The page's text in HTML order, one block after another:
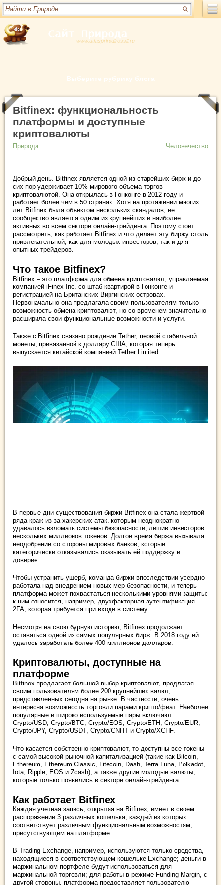
www.atlasprirodirossii.ru
Выберите рубрику блога
Bitfinex: функциональность
платформы и доступные
криптовалюты
Природа Человечество
Добрый день. Bitfinex является одной из старейших бирж и до
сих пор удерживает 10% мирового объема торгов
криптовалютой. Она открылась в Гонконге в 2012 году и
работает более чем в 50 странах. Хотя на протяжении многих
лет Bitfinex была объектом нескольких скандалов, ее
сообщество является одним из крупнейших и наиболее
активных во всем секторе онлайн-трейдинга. Поэтому стоит
рассмотреть, как работает Bitfinex и что делает эту биржу столь
привлекательной, как для молодых инвесторов, так и для
опытных трейдеров.
Что такое Bitfinex?
Bitfinex – это платформа для обмена криптовалют, управляемая
компанией iFinex Inc. со штаб-квартирой в Гонконге и
регистрацией на Британских Виргинских островах.
Первоначально она предлагала своим пользователям только
возможность обмена криптовалют, но со временем значительно
расширила свои функциональные возможности и услуги.
Также с Bitfinex связано рождение Tether, первой стабильной
монеты, привязанной к доллару США, которая теперь
выпускается китайской компанией Tether Limited.
В первые дни существования биржи Bitfinex она стала жертвой
ряда краж из-за хакерских атак, которым неоднократно
удавалось взломать системы безопасности, лишив инвесторов
нескольких миллионов токенов. Долгое время биржа вызывала
неодобрение со стороны мировых банков, которые
категорически отказывались оказывать ей поддержку и
доверие.
Чтобы устранить ущерб, команда биржи впоследствии усердно
работала над внедрением новых мер безопасности, и теперь
платформа может похвастаться несколькими уровнями защиты:
к ним относится, например, двухфакторная аутентификация
2FA, которая требуется при входе в систему.
Несмотря на свою бурную историю, Bitfinex продолжает
оставаться одной из самых популярных бирж. В 2018 году ей
удалось заработать более 400 миллионов долларов.
Криптовалюты, доступные на
платформе
Bitfinex предлагает большой выбор криптовалют, предлагая
своим пользователям более 200 крупнейших валют,
представленных сегодня на рынке. В частности, очень
интересна возможность торговли парами крипто/фиат. Наиболее
популярные и широко используемые пары включают
Crypto/USD, Crypto/BTC, Crypto/EOS, Crypto/ETH, Crypto/EUR,
Crypto/JPY, Crypto/USDT, Crypto/CNHT и Crypto/XCHF.
Что касается собственно криптовалют, то доступны все токены
с самой высокой рыночной капитализацией (такие как Bitcoin,
Ethereum, Ethereum Classic, Litecoin, Dash, Terra Luna, Polkadot,
Iota, Ripple, EOS и Zcash), а также другие молодые валюты,
которые только появились в секторе онлайн-трейдинга.
Как работает Bitfinex
Каждая учетная запись, открытая на Bitfinex, имеет в своем
распоряжении 3 различных кошелька, каждый из которых
соответствует различным функциональным возможностям,
присутствующим на платформе.
В Trading Exchange, например, используются только средства,
находящиеся в соответствующем кошельке Exchange; деньги в
маржинальном портфеле будут использоваться для
маржинальной торговли; для работы в режиме Funding Margin, с
другой стороны, платформа предоставляет пользователю